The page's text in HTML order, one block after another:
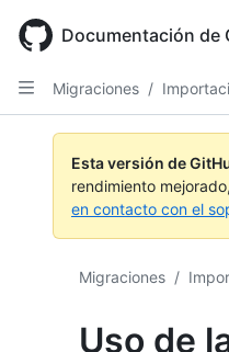
main
content
Documentación de
Migraciones /
Esta versión de
rendimiento
en contacto con el
Migraciones /
Uso de